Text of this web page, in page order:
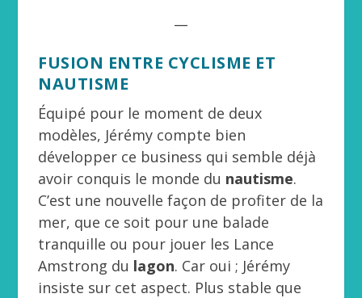
FUSION ENTRE CYCLISME ET
NAUTISME
Équipé pour le moment de deux
modèles, Jérémy compte bien
développer ce business qui semble déjà
avoir conquis le monde du nautisme.
C’est une nouvelle façon de profiter de la
mer, que ce soit pour une balade
tranquille ou pour jouer les Lance
Amstrong du lagon. Car oui ; Jérémy
insiste sur cet aspect. Plus stable que